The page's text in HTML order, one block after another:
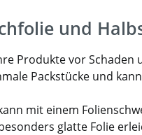
und
Produkte vor
Packstücke und
mit einem
glatte Folie